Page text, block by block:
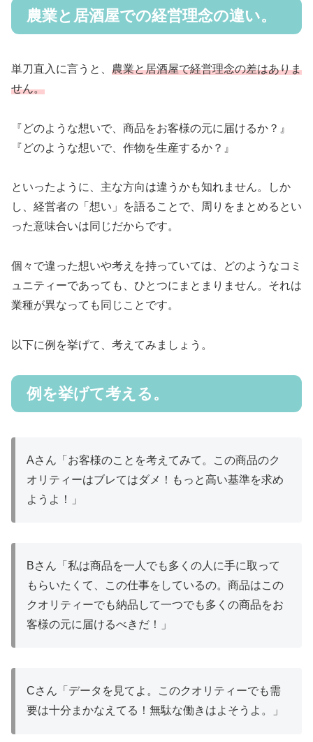
農業と居酒屋での経営理念の違い。
単刀直入に言うと、 農業と居酒屋で経営理念の差はありま
せん。
『どのような想いで、商品をお客様の元に届けるか？』
『どのような想いで、作物を生産するか？』
といったように、主な方向は違うかも知れません。しか
し、経営者の「想い」を語ることで、周りをまとめるとい
った意味合いは同じだからです。
個々で違った想いや考えを持っていては、どのようなコミ
ュニティーであっても、ひとつにまとまりません。それは
業種が異なっても同じことです。
以下に例を挙げて、考えてみましょう。
例を挙げて考える。
Aさん「お客様のことを考えてみて。この商品のク
オリティーはブレてはダメ！もっと高い基準を求め
ようよ！」
Bさん「私は商品を一人でも多くの人に手に取って
もらいたくて、この仕事をしているの。商品はこの
クオリティーでも納品して一つでも多くの商品をお
客様の元に届けるべきだ！」
Cさん「データを見てよ。このクオリティーでも需
要は十分まかなえてる！無駄な働きはよそうよ。」